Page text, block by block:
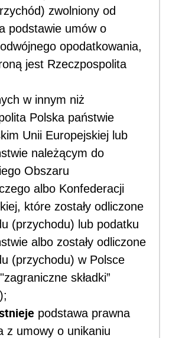
zwolniony od
podstawie umów o
opodatkowania,
jest Rzeczpospolita
w innym niż
Polska państwie
Unii Europejskiej lub
należącym do
Obszaru
albo Konfederacji
które zostały odliczone
(przychodu) lub podatku
albo zostały odliczone
(przychodu) w Polsce
składki”
podstawa prawna
z umowy o unikaniu